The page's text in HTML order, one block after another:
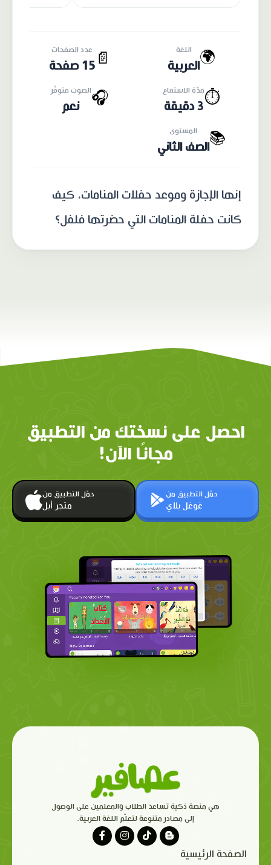
🌍 اللغة
العربية 📄
عدد الصفحات
15 صفحة
⏱️مدّة الاستماع
3 دقيقة
🎧الصوت متوفّر
نعم
📚 المستوى
الصف الثاني
إنها الإجازة وموعد حفلات المنامات، كيف
كانت حفلة المنامات التي حضرتها فلفل؟
احصل على نسختك من التطبيق
مجانًا الآن!
حمّل التطبيق من
متجر أبل
حمّل التطبيق من
غوغل بلاي
هي منصة ذكية تساعد الطلاب والمعلمين على الوصول
إلى مصادر متنوعة لتعلّم اللغة العربية.
الصفحة الرئيسية